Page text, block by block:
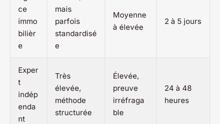
ce
immo
bilièr
e
mais
parfois
standardisé
e
Moyenne
à élevée
2 à 5 jours
Exper
t
indép
enda
nt
Très
élevée,
méthode
structurée
Élevée,
preuve
irréfraga
ble
24 à 48
heures